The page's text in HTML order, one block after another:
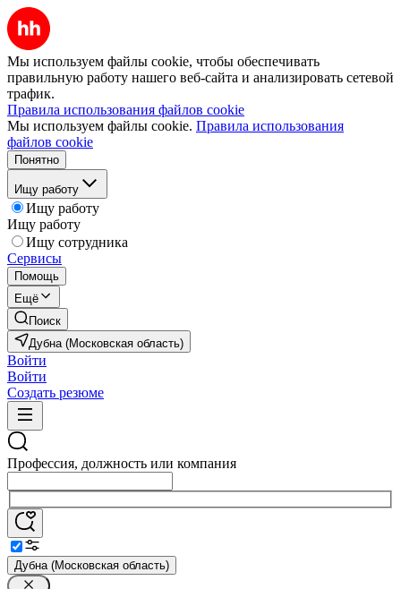
Мы используем файлы cookie, чтобы обеспечивать
правильную работу нашего веб-сайта и анализировать сетевой
трафик.
Правила использования файлов cookie
Мы используем файлы cookie. Правила использования
файлов cookie
Понятно
Ищу работу
Ищу работу
Ищу работу
Ищу сотрудника
Сервисы
Помощь
Ещё
Поиск
Дубна (Московская область)
Войти
Войти
Создать резюме
Профессия, должность или компания
Дубна (Московская область)